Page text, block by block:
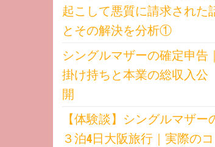
起こして悪質に請求された
とその解決を分析①
シングルマザーの確定申告｜
掛け持ちと本業の総収入公
開
【体験談】シングルマザー
３泊4日大阪旅行｜実際のコ